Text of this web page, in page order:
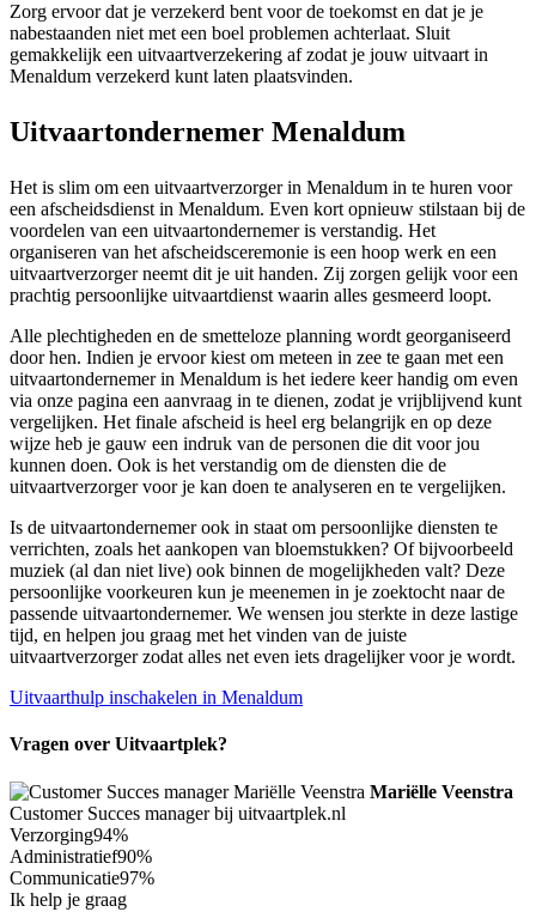
Zorg ervoor dat je verzekerd bent voor de toekomst en dat je je
nabestaanden niet met een boel problemen achterlaat. Sluit
gemakkelijk een uitvaartverzekering af zodat je jouw uitvaart in
Menaldum verzekerd kunt laten plaatsvinden.
Uitvaartondernemer Menaldum
Het is slim om een uitvaartverzorger in Menaldum in te huren voor
een afscheidsdienst in Menaldum. Even kort opnieuw stilstaan bij de
voordelen van een uitvaartondernemer is verstandig. Het
organiseren van het afscheidsceremonie is een hoop werk en een
uitvaartverzorger neemt dit je uit handen. Zij zorgen gelijk voor een
prachtig persoonlijke uitvaartdienst waarin alles gesmeerd loopt.
Alle plechtigheden en de smetteloze planning wordt georganiseerd
door hen. Indien je ervoor kiest om meteen in zee te gaan met een
uitvaartondernemer in Menaldum is het iedere keer handig om even
via onze pagina een aanvraag in te dienen, zodat je vrijblijvend kunt
vergelijken. Het finale afscheid is heel erg belangrijk en op deze
wijze heb je gauw een indruk van de personen die dit voor jou
kunnen doen. Ook is het verstandig om de diensten die de
uitvaartverzorger voor je kan doen te analyseren en te vergelijken.
Is de uitvaartondernemer ook in staat om persoonlijke diensten te
verrichten, zoals het aankopen van bloemstukken? Of bijvoorbeeld
muziek (al dan niet live) ook binnen de mogelijkheden valt? Deze
persoonlijke voorkeuren kun je meenemen in je zoektocht naar de
passende uitvaartondernemer. We wensen jou sterkte in deze lastige
tijd, en helpen jou graag met het vinden van de juiste
uitvaartverzorger zodat alles net even iets dragelijker voor je wordt.
Uitvaarthulp inschakelen in Menaldum
Vragen over Uitvaartplek?
Mariëlle Veenstra
Customer Succes manager bij uitvaartplek.nl
Verzorging94%
Administratief90%
Communicatie97%
Ik help je graag